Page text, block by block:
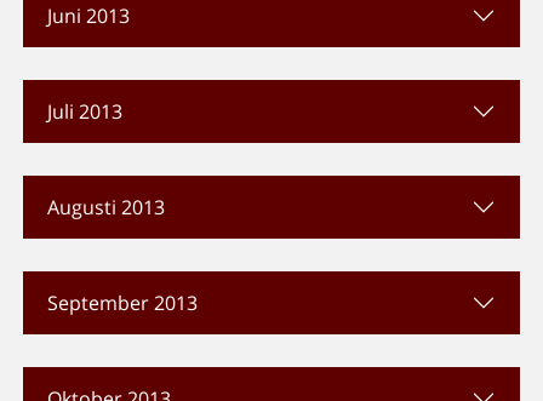
Juni 2013
Juli 2013
Augusti 2013
September 2013